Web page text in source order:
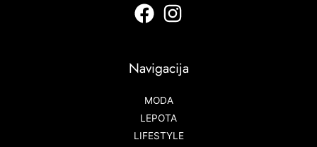
Navigacija
MODA
LEPOTA
LIFESTYLE